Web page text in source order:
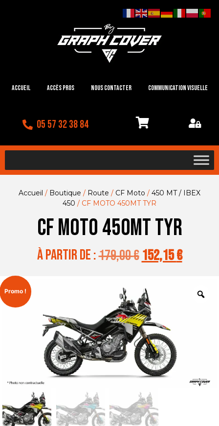
Accueil Accès Pros Nous contacter Communication visuelle
05 57 32 38 84
Accueil / Boutique / Route / CF Moto / 450 MT / IBEX
450 / CF MOTO 450MT TYR
CF MOTO 450MT TYR
à partir de :179,00€ 152,15€
Promo !